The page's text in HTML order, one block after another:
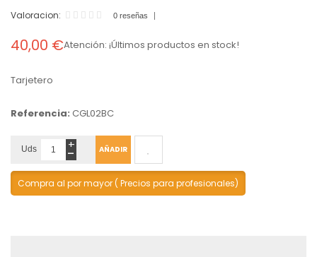
Valoracion: 0 reseñas
40,00 €Atención: ¡Últimos productos en stock!
Tarjetero
Referencia: CGL02BC
Uds +
- AÑADIR
Compra al por mayor ( Precios para profesionales)